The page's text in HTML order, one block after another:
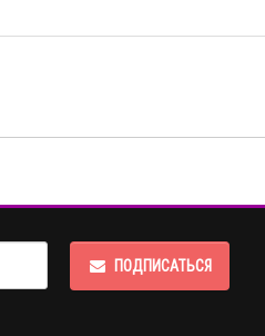
ПОДПИСАТЬСЯ